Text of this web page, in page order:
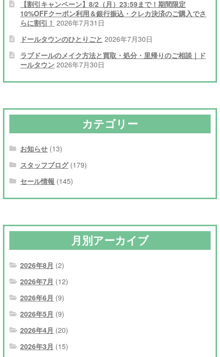
【割引キャンペーン】8/2（月）23:59まで！期間限定
10%OFFクーポン利用＆銀行振込・クレカ決済のご購入でさ
らに割引！ 2026年7月31日
ドールタウンのひとりごと 2026年7月30日
ラブドールのメイク方法と買取・処分・里帰りのご相談｜ド
ールタウン 2026年7月30日
カテゴリー
お知らせ (13)
スタッフブログ(179)
セール情報 (145)
月別アーカイブ
2026年8月 (2)
2026年7月 (12)
2026年6月 (9)
2026年5月 (9)
2026年4月 (20)
2026年3月 (15)